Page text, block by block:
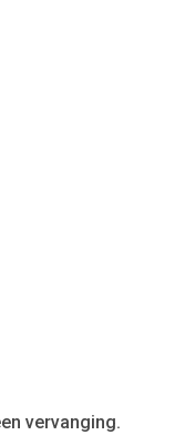
vervanging.